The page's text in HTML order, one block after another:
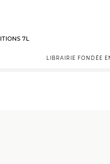
7L
LIBRAIRIE FONDÉE